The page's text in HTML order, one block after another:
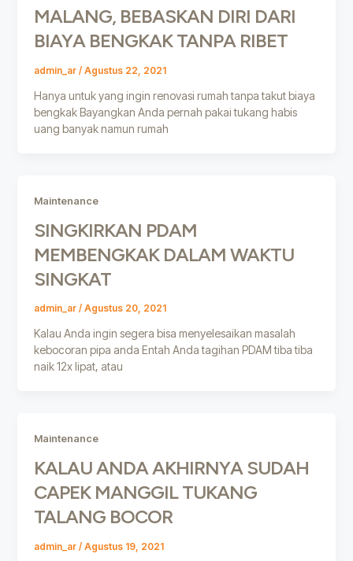
MALANG, BEBASKAN DIRI DARI
BIAYA BENGKAK TANPA RIBET
admin_ar / Agustus 22, 2021
Hanya untuk yang ingin renovasi rumah tanpa takut biaya
bengkak Bayangkan Anda pernah pakai tukang habis
uang banyak namun rumah
Maintenance
SINGKIRKAN PDAM
MEMBENGKAK DALAM WAKTU
SINGKAT
admin_ar / Agustus 20, 2021
Kalau Anda ingin segera bisa menyelesaikan masalah
kebocoran pipa anda Entah Anda tagihan PDAM tiba tiba
naik 12x lipat, atau
Maintenance
KALAU ANDA AKHIRNYA SUDAH
CAPEK MANGGIL TUKANG
TALANG BOCOR
admin_ar / Agustus 19, 2021